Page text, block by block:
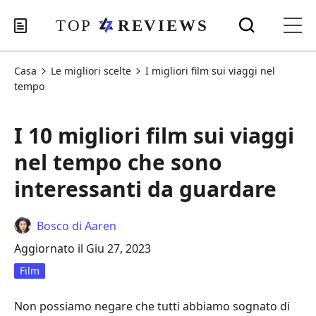
Casa Le migliori scelte
I migliori film sui viaggi nel
tempo
I 10 migliori film sui viaggi
nel tempo che sono
interessanti da guardare
Bosco di Aaren
Aggiornato il Giu 27, 2023
Film
Non possiamo negare che tutti abbiamo sognato di